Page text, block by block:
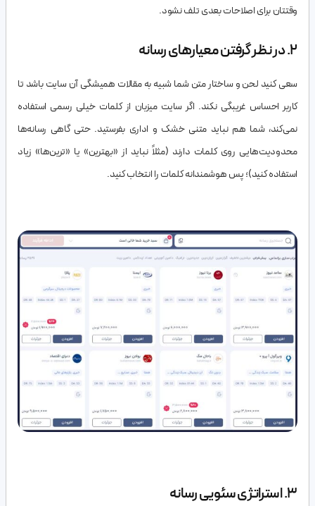
وقتتان برای اصلاحات بعدی تلف نشود.
۲. در نظر گرفتن معیارهای رسانه
سعی کنید لحن و ساختار متن شما شبیه به مقالات همیشگی آن سایت باشد تا
کاربر احساس غریبگی نکند. اگر سایت میزبان از کلمات خیلی رسمی استفاده
نمی‌کند، شما هم نباید متنی خشک و اداری بفرستید. حتی گاهی رسانه‌ها
محدودیت‌هایی روی کلمات دارند (مثلاً نباید از «بهترین» یا «ترین‌ها» زیاد
استفاده کنید)؛ پس هوشمندانه کلمات را انتخاب کنید.
۳. استراتژی سئویی رسانه